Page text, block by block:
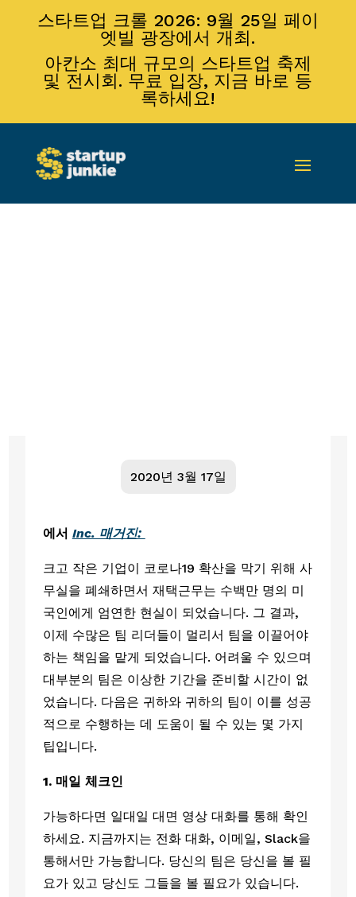
스타트업 크롤 2026: 9월 25일 페이
엣빌 광장에서 개최.
아칸소 최대 규모의 스타트업 축제
및 전시회. 무료 입장, 지금 바로 등
록하세요!
2020년 3월 17일
에서 Inc. 매거진:
크고 작은 기업이 코로나19 확산을 막기 위해 사
무실을 폐쇄하면서 재택근무는 수백만 명의 미
국인에게 엄연한 현실이 되었습니다. 그 결과,
이제 수많은 팀 리더들이 멀리서 팀을 이끌어야
하는 책임을 맡게 되었습니다. 어려울 수 있으며
대부분의 팀은 이상한 기간을 준비할 시간이 없
었습니다. 다음은 귀하와 귀하의 팀이 이를 성공
적으로 수행하는 데 도움이 될 수 있는 몇 가지
팁입니다.
1. 매일 체크인
가능하다면 일대일 대면 영상 대화를 통해 확인
하세요. 지금까지는 전화 대화, 이메일, Slack을
통해서만 가능합니다. 당신의 팀은 당신을 볼 필
요가 있고 당신도 그들을 볼 필요가 있습니다.